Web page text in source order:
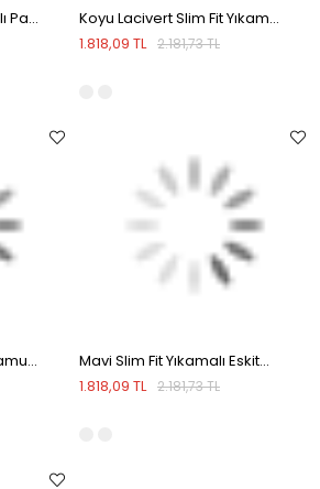
Lacivert Slim Fit Yıkamalı Pamuklu Dar Kalıp Jean Kot Pantolon
Koyu Lacivert Slim Fit Yıkamalı Dar Kesim Pamuklu Jean Kot Pantolon
1.818,09 TL 2.181,73 TL
Koyu Lacivert Slim Fit Pamuklu Düz Jean Kot Pantolon
Mavi Slim Fit Yıkamalı Eskitme Pamuklu Dar Kalıp Jean Kot Pantolon
1.818,09 TL 2.181,73 TL